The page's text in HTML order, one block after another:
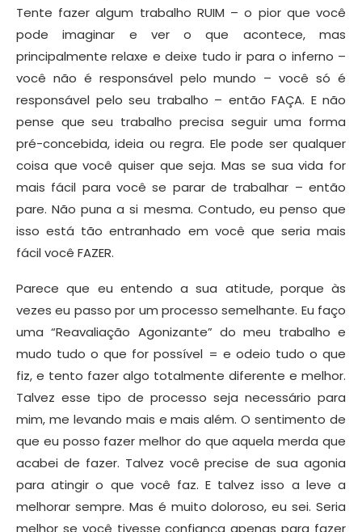
Tente fazer algum trabalho RUIM – o pior que você
pode imaginar e ver o que acontece, mas
principalmente relaxe e deixe tudo ir para o inferno –
você não é responsável pelo mundo – você só é
responsável pelo seu trabalho – então FAÇA. E não
pense que seu trabalho precisa seguir uma forma
pré-concebida, ideia ou regra. Ele pode ser qualquer
coisa que você quiser que seja. Mas se sua vida for
mais fácil para você se parar de trabalhar – então
pare. Não puna a si mesma. Contudo, eu penso que
isso está tão entranhado em você que seria mais
fácil você FAZER.
Parece que eu entendo a sua atitude, porque às
vezes eu passo por um processo semelhante. Eu faço
uma “Reavaliação Agonizante” do meu trabalho e
mudo tudo o que for possível = e odeio tudo o que
fiz, e tento fazer algo totalmente diferente e melhor.
Talvez esse tipo de processo seja necessário para
mim, me levando mais e mais além. O sentimento de
que eu posso fazer melhor do que aquela merda que
acabei de fazer. Talvez você precise de sua agonia
para atingir o que você faz. E talvez isso a leve a
melhorar sempre. Mas é muito doloroso, eu sei. Seria
melhor se você tivesse confiança apenas para fazer